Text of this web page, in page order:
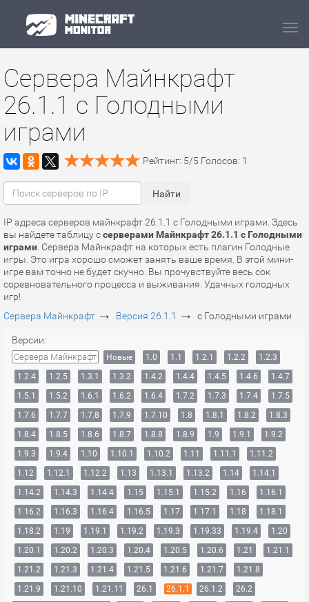
Сервера Майнкрафт
26.1.1 с Голодными
играми
Рейтинг: 5/5 Голосов: 1
IP адреса серверов майнкрафт 26.1.1 с Голодными играми. Здесь
вы найдете таблицу ссерверами Майнкрафт 26.1.1 с Голодными
играми . Сервера Майнкрафт на которых есть плагин Голодные
игры. Это игра хорошо сможет занять ваше время. В этой мини-
игре вам точно не будет скучно. Вы прочувствуйте весь сок
соревновательного процесса и выживания. Удачных голодных
игр!
Сервера Майнкрафт → Версия 26.1.1 → с Голодными играми
Версии:
Сервера Майнкрафт Новые 1.0 1.1 1.2.1 1.2.2
1.2.3
1.2.4
1.2.5 1.3.1 1.3.2 1.4.2 1.4.4 1.4.5 1.4.6
1.4.7
1.5.1
1.5.2 1.6.1 1.6.2 1.6.4 1.7.2 1.7.3 1.7.4
1.7.5
1.7.6
1.7.7 1.7.8 1.7.9 1.7.10 1.8 1.8.1 1.8.2
1.8.3
1.8.4
1.8.5 1.8.6 1.8.7 1.8.8 1.8.9 1.9 1.9.1
1.9.2
1.9.3
1.9.4 1.10 1.10.1 1.10.2 1.11 1.11.1
1.11.2
1.12
1.12.1 1.12.2 1.13 1.13.1 1.13.2 1.14
1.14.1
1.14.2
1.14.3 1.14.4 1.15 1.15.1 1.15.2 1.16
1.16.1
1.16.2
1.16.3 1.16.4 1.16.5 1.17 1.17.1 1.18
1.18.1
1.18.2
1.19 1.19.1 1.19.2 1.19.3 1.19.33 1.19.4
1.20
1.20.1
1.20.2 1.20.3 1.20.4 1.20.5 1.20.6 1.21
1.21.1
1.21.2
1.21.3 1.21.4 1.21.5 1.21.6 1.21.7
1.21.8
1.21.9
1.21.10 1.21.11 26.1 26.1.1 26.1.2 26.2